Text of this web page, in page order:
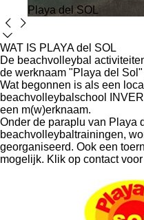
Playa del SOL
WAT IS PLAYA del SOL
De beachvolleybal
de werknaam "Playa del
Wat begonnen is als een
beachvolleybalschool
een m(w)erknaam.
Onder de paraplu van Playa
beachvolleybaltrainingen,
georganiseerd. Ook een
mogelijk. Klik op contact